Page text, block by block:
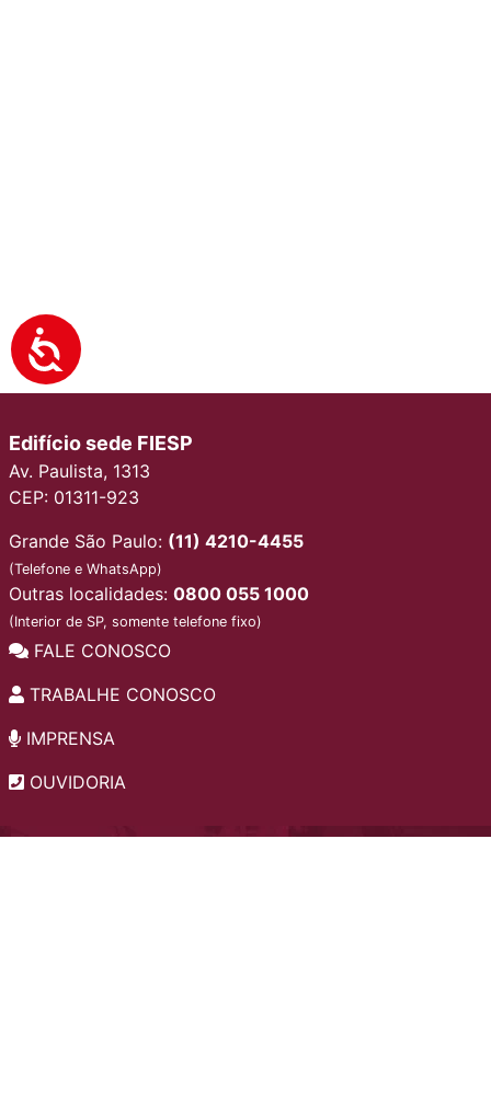
Edifício sede FIESP
Av. Paulista, 1313
CEP: 01311-923
Grande São Paulo: (11) 4210-4455
(Telefone e WhatsApp)
Outras localidades: 0800 055 1000
(Interior de SP, somente telefone fixo)
FALE CONOSCO
TRABALHE CONOSCO
IMPRENSA
OUVIDORIA